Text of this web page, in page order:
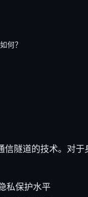
何？
隧道的技术。对于
私保护水平